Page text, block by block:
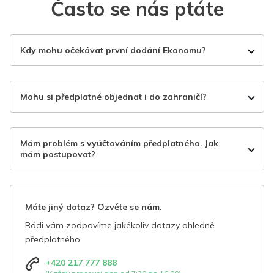
Často se nás ptáte
Kdy mohu očekávat první dodání Ekonomu?
Mohu si předplatné objednat i do zahraničí?
Mám problém s vyúčtováním předplatného. Jak
mám postupovat?
Máte jiný dotaz? Ozvěte se nám.
Rádi vám zodpovíme jakékoliv dotazy ohledně
předplatného.
+420 217 777 888